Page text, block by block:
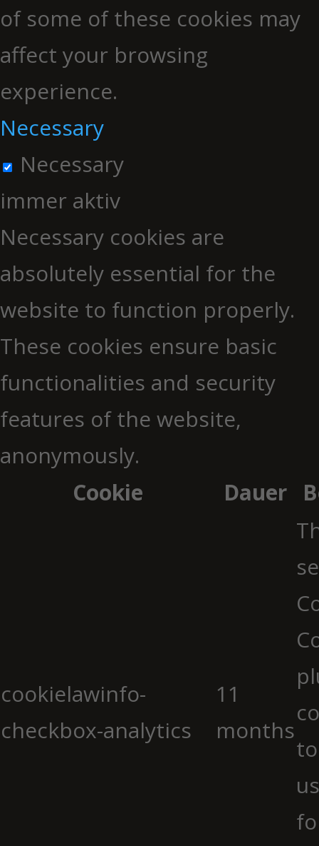
of some of these cookies may
affect your browsing
experience.
Necessary
Necessary
immer aktiv
Necessary cookies are
absolutely essential for the
website to function properly.
These cookies ensure basic
functionalities and security
features of the website,
anonymously.
Cookie
Dauer
cookielawinfo-
checkbox-analytics
11
months